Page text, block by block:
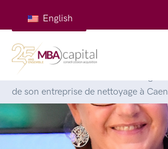
English
Accueil
de son entreprise de nettoyage à Caen